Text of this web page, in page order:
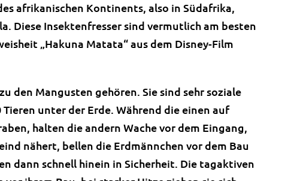
afrikanischen Kontinents, also in Südafrika,
Diese Insektenfresser sind vermutlich am besten
„Hakuna Matata“ aus dem Disney-Film
den Mangusten gehören. Sie sind sehr soziale
unter der Erde. Während die einen auf
halten die andern Wache vor dem Eingang,
nähert, bellen die Erdmännchen vor dem Bau
dann schnell hinein in Sicherheit. Die tagaktiven